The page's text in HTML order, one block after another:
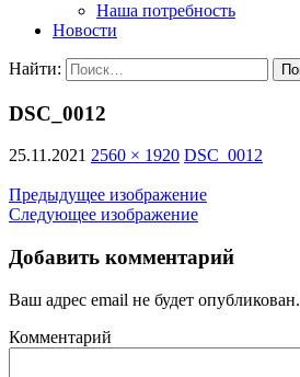
Наша потребность
Новости
Найти:
DSC_0012
25.11.2021 2560 × 1920 DSC_0012
Предыдущее изображение
Следующее изображение
Добавить комментарий
Ваш адрес email не будет опубликован.
Комментарий